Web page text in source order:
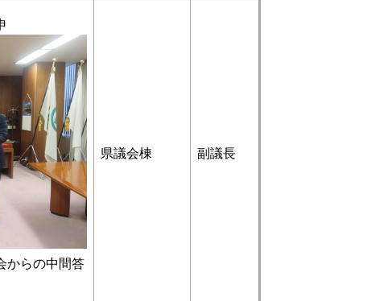
からの中間答
県議会棟 副議長